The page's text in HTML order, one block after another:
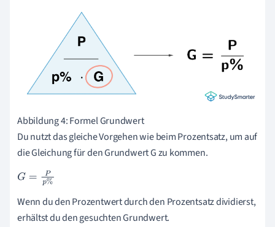
Abbildung 4: Formel Grundwert
Du nutzt das gleiche Vorgehen wie beim Prozentsatz, um auf
die Gleichung für den Grundwert G zu kommen.
G= Pp %
Wenn du den Prozentwert durch den Prozentsatz dividierst,
erhältst du den gesuchten Grundwert.